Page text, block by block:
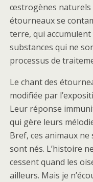
œstrogènes naturels
étourneaux se
terre, qui
substances qui ne
processus de
Le chant des
modifiée par
Leur réponse
qui gère leurs
Bref, ces animaux
sont nés. L’histoire
cessent quand les
ailleurs. Mais je